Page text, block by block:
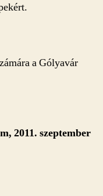
a Gólyavár
2011. szeptember